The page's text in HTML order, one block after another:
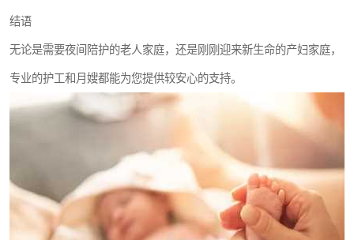
结语
无论是需要夜间陪护的老人家庭，还是刚刚迎来新生命的产妇家庭，
专业的护工和月嫂都能为您提供较安心的支持。